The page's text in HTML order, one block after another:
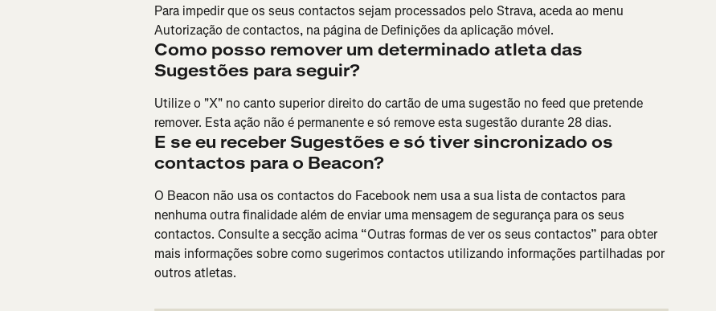
Para impedir que os seus contactos sejam processados pelo Strava, aceda ao menu
Autorização de contactos, na página de Definições da aplicação móvel.
Como posso remover um determinado atleta das
Sugestões para seguir?
Utilize o "X" no canto superior direito do cartão de uma sugestão no feed que pretende
remover. Esta ação não é permanente e só remove esta sugestão durante 28 dias.
E se eu receber Sugestões e só tiver sincronizado os
contactos para o Beacon?
O Beacon não usa os contactos do Facebook nem usa a sua lista de contactos para
nenhuma outra finalidade além de enviar uma mensagem de segurança para os seus
contactos. Consulte a secção acima “Outras formas de ver os seus contactos” para obter
mais informações sobre como sugerimos contactos utilizando informações partilhadas por
outros atletas.